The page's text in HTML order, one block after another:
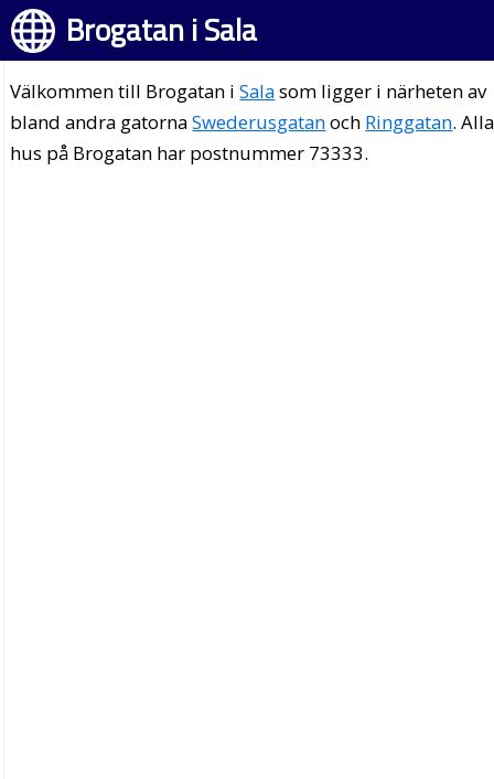
Brogatan i Sala
Välkommen till Brogatan iSalasom ligger i närheten av
bland andra gatornaSwederusgatanoch Ringgatan. Alla
hus på Brogatan har postnummer 73333.